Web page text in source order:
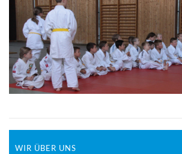
WIR ÜBER UNS